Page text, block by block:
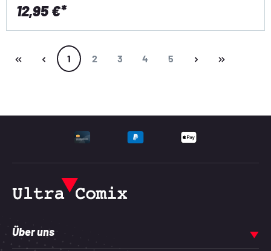
12,95 €*
Seite
1 Seite
2 Seite
3 Seite
4 Seite
5
UNTERSTÜTZTE
Über uns